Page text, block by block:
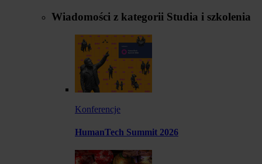
Wiadomości z kategorii Studia i szkolenia
Konferencje
HumanTech Summit 2026